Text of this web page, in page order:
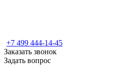
+7 499 444-14-45
Заказать звонок
Задать вопрос